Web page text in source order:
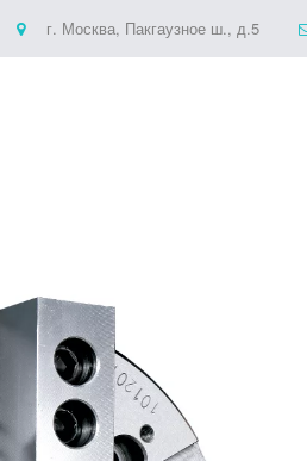
г. Москва, Пакгаузное ш., д.5